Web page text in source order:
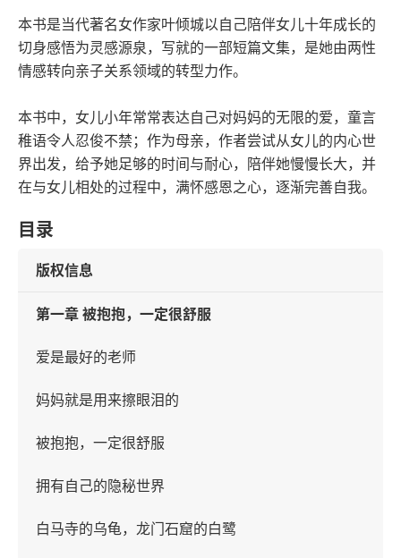
本书是当代著名女作家叶倾城以自己陪伴女儿十年成长的
切身感悟为灵感源泉，写就的一部短篇文集，是她由两性
情感转向亲子关系领域的转型力作。
本书中，女儿小年常常表达自己对妈妈的无限的爱，童言
稚语令人忍俊不禁；作为母亲，作者尝试从女儿的内心世
界出发，给予她足够的时间与耐心，陪伴她慢慢长大，并
在与女儿相处的过程中，满怀感恩之心，逐渐完善自我。
目录
版权信息
第一章 被抱抱，一定很舒服
爱是最好的老师
妈妈就是用来擦眼泪的
被抱抱，一定很舒服
拥有自己的隐秘世界
白马寺的乌龟，龙门石窟的白鹭